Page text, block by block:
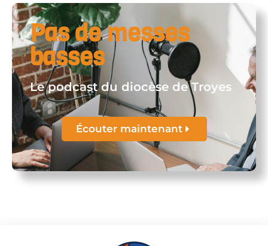
Pas de messes
basses
Le podcast du diocèse de Troyes
Écouter maintenant